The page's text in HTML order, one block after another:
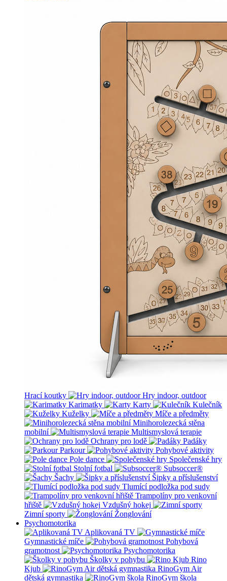
Hrací koutky
Hry indoor, outdoor
Karimatky
Karty
Kulečník
Kuželky
Míče a předměty
Minihorolezecká stěna
mobilní
Multismyslová terapie
Ochrany pro lodě
Padáky
Parkour
Pohybové aktivity
Pole dance
Společenské hry
Stolní fotbal
Subsoccer®
Šachy
Šipky a příslušenství
Tlumící podložka pod sudy
Trampolíny pro venkovní
hřiště
Vzdušný hokej
Zimní sporty
Žonglování
Psychomotorika
Aplikovaná TV
Gymnastické míče
Pohybová
gramotnost
Psychomotorika
Školky v pohybu
Rino
Kjub
RinoGym Air
dětská gymnastika
RinoGym škola